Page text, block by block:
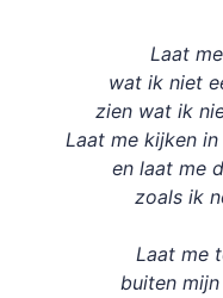
Laat
wat ik niet
zien wat ik
Laat me kijken
en laat me
zoals ik
Laat me
buiten